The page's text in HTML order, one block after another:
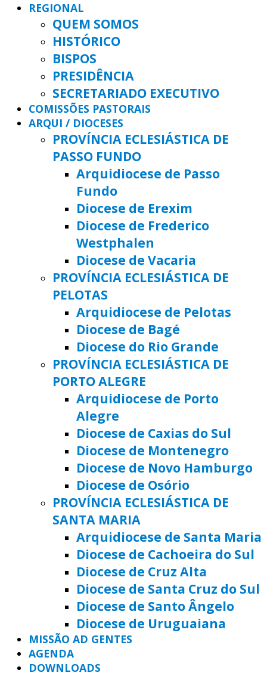
REGIONAL
QUEM SOMOS
HISTÓRICO
BISPOS
PRESIDÊNCIA
SECRETARIADO EXECUTIVO
COMISSÕES PASTORAIS
ARQUI / DIOCESES
PROVÍNCIA ECLESIÁSTICA DE
PASSO FUNDO
Arquidiocese de Passo
Fundo
Diocese de Erexim
Diocese de Frederico
Westphalen
Diocese de Vacaria
PROVÍNCIA ECLESIÁSTICA DE
PELOTAS
Arquidiocese de Pelotas
Diocese de Bagé
Diocese do Rio Grande
PROVÍNCIA ECLESIÁSTICA DE
PORTO ALEGRE
Arquidiocese de Porto
Alegre
Diocese de Caxias do Sul
Diocese de Montenegro
Diocese de Novo Hamburgo
Diocese de Osório
PROVÍNCIA ECLESIÁSTICA DE
SANTA MARIA
Arquidiocese de Santa Maria
Diocese de Cachoeira do Sul
Diocese de Cruz Alta
Diocese de Santa Cruz do Sul
Diocese de Santo Ângelo
Diocese de Uruguaiana
MISSÃO AD GENTES
AGENDA
DOWNLOADS